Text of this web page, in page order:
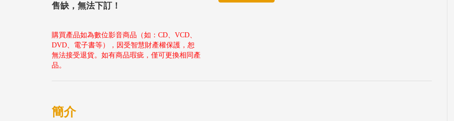
售缺，無法下訂！
購買產品如為數位影音商品（如：CD、VCD、
DVD、電子書等），因受智慧財產權保護，恕
無法接受退貨。如有商品瑕疵，僅可更換相同產
品。
簡介